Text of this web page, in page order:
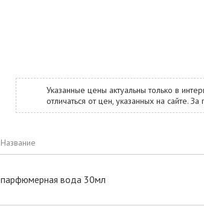
Указанные цены актуальны только в
отличаться от цен, указанных на
Название
парфюмерная вода 30мл